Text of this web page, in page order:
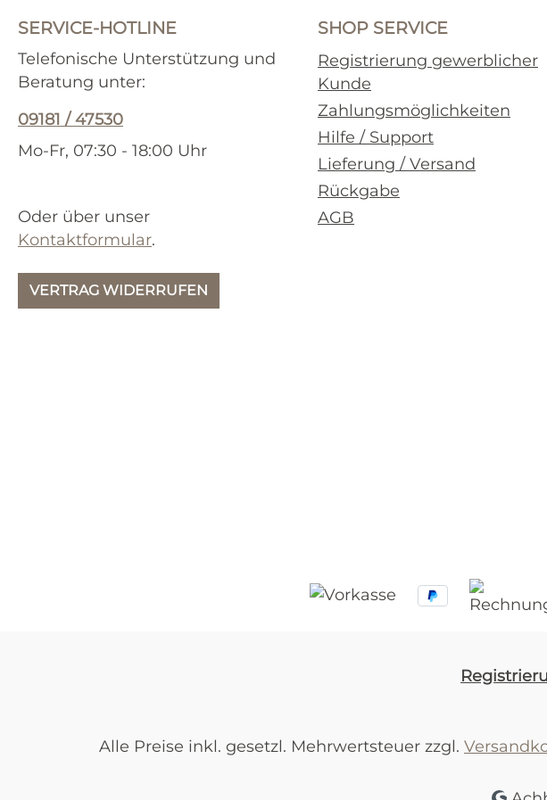
SERVICE-HOTLINE
Telefonische Unterstützung und
Beratung unter:
09181 / 47530
Mo-Fr, 07:30 - 18:00 Uhr
Oder über unser
Kontaktformular.
VERTRAG WIDERRUFEN
SHOP SERVICE
Registrierung gewerblicher
Kunde
Zahlungsmöglichkeiten
Hilfe / Support
Lieferung / Versand
Rückgabe
AGB
Alle Preise inkl. gesetzl. Mehrwertsteuer zzgl.